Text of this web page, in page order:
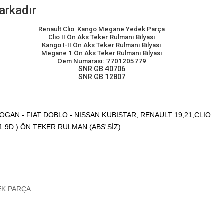
Renault Clio Kango Megane Yedek Parça
Clio II Ön Aks Teker Rulmanı Bilyası
Kango I-II Ön Aks Teker Rulmanı Bilyası
Megane 1 Ön Aks Teker Rulmanı Bilyası
Oem Numarası: 7701205779
SNR GB 40706
SNR GB 12807
- FIAT DOBLO - NISSAN KUBISTAR, RENAULT 19,21,CLIO
ÖN TEKER RULMAN (ABS'SİZ)
PARÇA